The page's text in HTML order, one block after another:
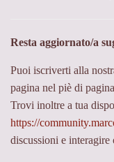
Resta aggiornato/a
Puoi iscriverti alla
pagina nel piè di
Trovi inoltre a tua
https://
discussioni e